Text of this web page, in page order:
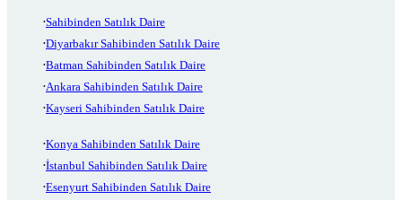
Sahibinden Satılık Daire
Diyarbakır Sahibinden Satılık Daire
Batman Sahibinden Satılık Daire
Ankara Sahibinden Satılık Daire
Kayseri Sahibinden Satılık Daire
Konya Sahibinden Satılık Daire
İstanbul Sahibinden Satılık Daire
Esenyurt Sahibinden Satılık Daire